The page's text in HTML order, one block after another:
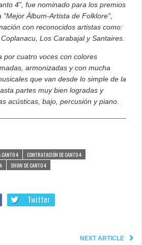
4”, fue nominado para los premios
Álbum-Artista de Folklore”,
con reconocidos artistas como:
Los Carabajal y Santaires.
por cuatro voces con colores
armonizadas y con mucha
que van desde lo simple de la
partes muy bien logradas y
acústicas, bajo, percusión y piano.
CANTO 4
CONTRATACIÓN DE CANTO 4
SHOW DE CANTO 4
Twitter
NEXT ARTICLE